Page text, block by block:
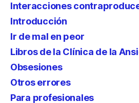
Interacciones
Introducción
Ir de mal en peor
Libros de la Clínica de la
Obsesiones
Otros errores
Para profesionales